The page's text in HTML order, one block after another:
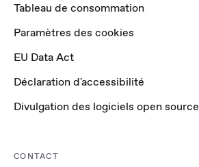
Tableau de consommation
Paramètres des cookies
EU Data Act
Déclaration d'accessibilité
Divulgation des logiciels open source
CONTACT